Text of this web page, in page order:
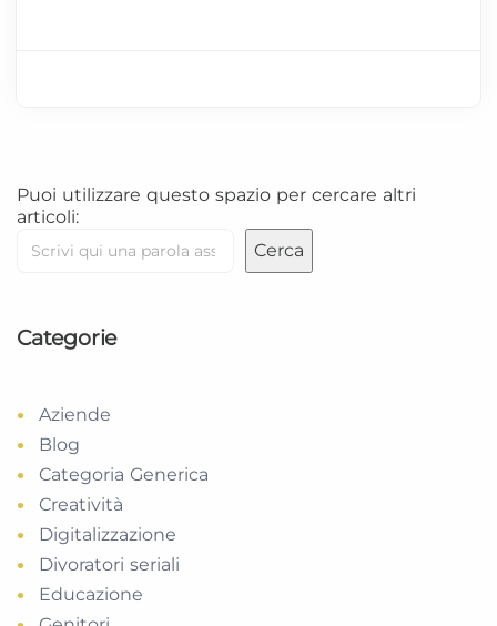
Puoi utilizzare questo spazio per cercare altri
articoli:
Cerca
Categorie
Aziende
Blog
Categoria Generica
Creatività
Digitalizzazione
Divoratori seriali
Educazione